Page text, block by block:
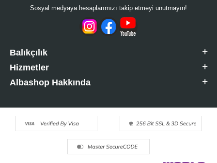
Sosyal medyaya hesaplarımızı takip etmeyi unutmayın!
Balıkçılık
Hizmetler
Albashop Hakkında